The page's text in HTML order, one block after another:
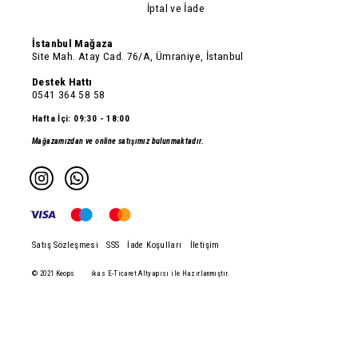
İptal ve İade
İstanbul Mağaza
Site Mah. Atay Cad. 76/A, Ümraniye, İstanbul
Destek Hattı
0541 364 58 58
Hafta İçi: 09:30 - 18:00
Mağazamızdan ve online satışımız bulunmaktadır.
© 2021 Keops ikas E-Ticaret Altyapısı ile Hazırlanmıştır.
Satış Sözleşmesi SSS İade Koşulları İletişim